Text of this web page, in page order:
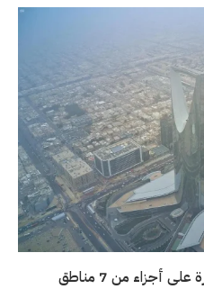
أجزاء من 7 مناطق